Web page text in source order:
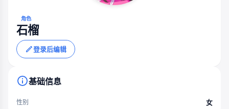
角色
石榴
登录后编辑
基础信息
性别 女